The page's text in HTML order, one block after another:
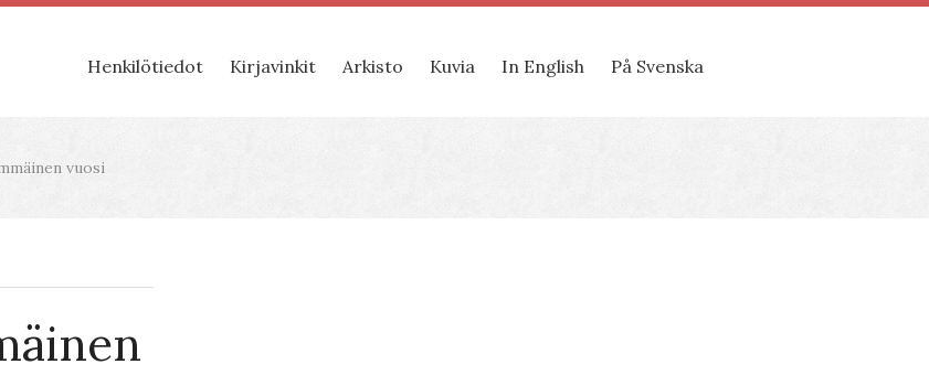
Henkilötiedot Kirjavinkit Arkisto Kuvia In English På Svenska
vuosi